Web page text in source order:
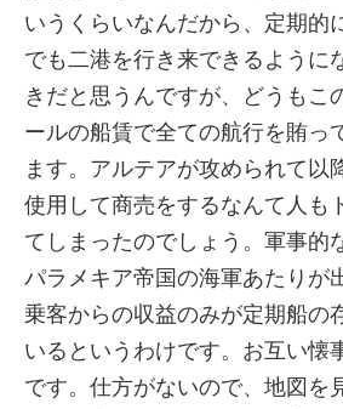
いうくらいなんだから、定期的
でも二港を行き来できるように
きだと思うんですが、どうもこ
ールの船賃で全ての航行を賄っ
ます。アルテアが攻められて以
使用して商売をするなんて人も
てしまったのでしょう。軍事的
パラメキア帝国の海軍あたりが
乗客からの収益のみが定期船の
いるというわけです。お互い懐
です。仕方がないので、地図を